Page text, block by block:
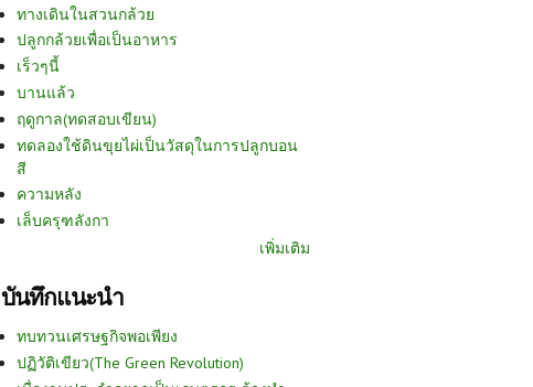
ทางเดินในสวนกล้วย
ปลูกกล้วยเพื่อเป็นอาหาร
เร็วๆนี้
บานแล้ว
ฤดูกาล(ทดสอบเขียน)
ทดลองใช้ดินขุยไผ่เป็นวัสดุในการปลูกบอน
สี
ความหลัง
เล็บครุฑลังกา
เพิ่มเติม
บันทึกแนะนำ
ทบทวนเศรษฐกิจพอเพียง
ปฏิวัติเขียว(The Green Revolution)